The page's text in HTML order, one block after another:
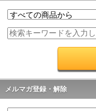
メルマガ登録・解除